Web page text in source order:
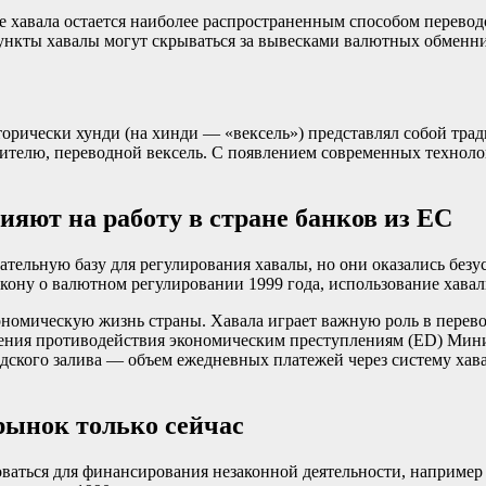
остается наиболее распространенным способом
хавалы могут скрываться за вывесками валютных
хунди (на хинди — «вексель») представлял собой
переводной вексель. С появлением современных
на работу в стране банков из ЕС
базу для регулирования хавалы, но они оказались
о валютном регулировании 1999 года, использование
жизнь страны. Хавала играет важную роль в
противодействия экономическим преступлениям (ED)
залива — объем ежедневных платежей через систему
только сейчас
для финансирования незаконной деятельности,